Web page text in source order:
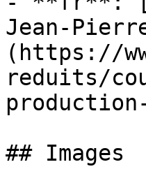
Jean-
(https://
reduits/
## Images